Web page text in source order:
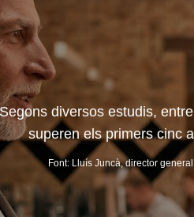
Segons diversos estudis,
superen els primers cinc
Font: Lluís Juncà, director